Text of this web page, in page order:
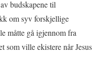
budskapene til
om syv forskjellige
måtte gå igjennom fra
som ville ekistere når Jesus